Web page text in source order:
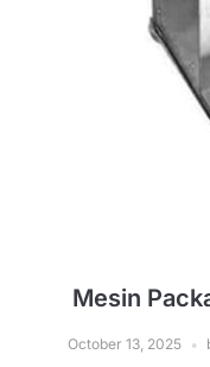
Mesin
October 13, 2025